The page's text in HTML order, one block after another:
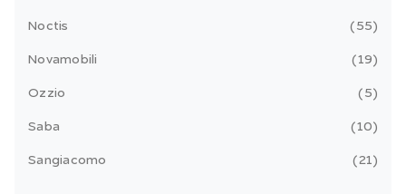
Noctis 55
Novamobili 19
Ozzio 5
Saba 10
Sangiacomo 21